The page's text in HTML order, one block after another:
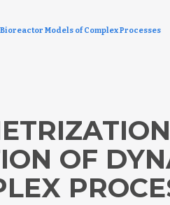
Models of Complex Processes
OF